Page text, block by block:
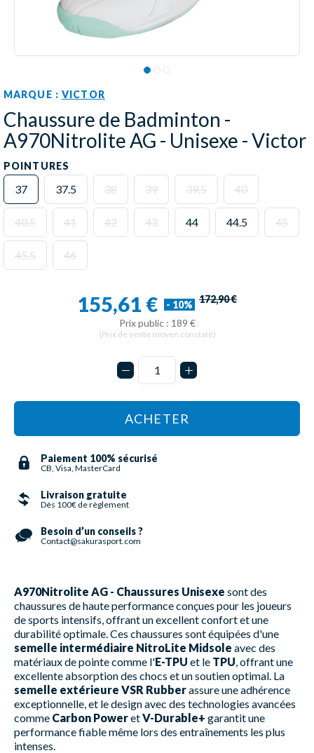
MARQUE :VICTOR
Chaussure de Badminton -
A970Nitrolite AG - Unisexe - Victor
POINTURES
37 37.5 38 39 39.5 40
40.5 41 42 43 44 44.5 45
45.5 46
155,61 € - 10% 172,90 €
Prix public : 189 €
(Prix de vente moyen constaté)
ACHETER
Paiement 100% sécurisé
CB, Visa, MasterCard
Livraison gratuite
Dès 100€ de règlement
Besoin d’un conseils ?
Contact@sakurasport.com
A970Nitrolite AG - Chaussures Unisexe sont des
chaussures de haute performance conçues pour les joueurs
de sports intensifs, offrant un excellent confort et une
durabilité optimale. Ces chaussures sont équipées d'une
semelle intermédiaire NitroLite Midsole avec des
matériaux de pointe comme l'E-TPU et le TPU , offrant une
excellente absorption des chocs et un soutien optimal. La
semelle extérieure VSR Rubberassure une adhérence
exceptionnelle, et le design avec des technologies avancées
comme Carbon PoweretV-Durable+ garantit une
performance fiable même lors des entraînements les plus
intenses.